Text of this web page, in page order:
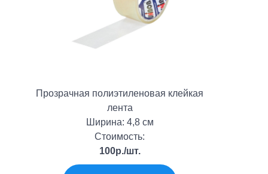
Прозрачная полиэтиленовая клейкая
лента
Ширина: 4,8 см
Стоимость:
100р./шт.